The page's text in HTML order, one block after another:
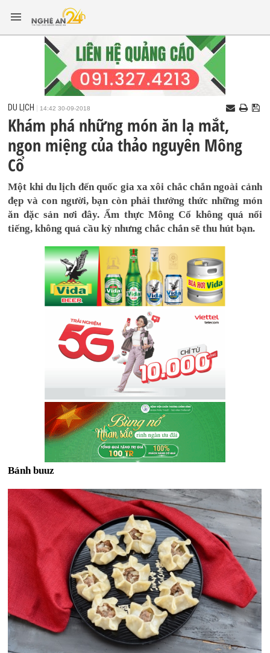
DU LỊCH 14:42 30-09-2018
Khám phá những món ăn lạ mắt,
ngon miệng của thảo nguyên Mông
Cổ
Một khi du lịch đến quốc gia xa xôi chắc chắn ngoài cảnh
đẹp và con người, bạn còn phải thưởng thức những món
ăn đặc sản nơi đây. Ẩm thực Mông Cổ không quá nổi
tiếng, không quá cầu kỳ nhưng chắc chắn sẽ thu hút bạn.
Bánh buuz